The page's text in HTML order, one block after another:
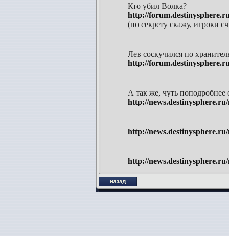
Кто убил Волка?
http://
(по секрету скажу, игроки
Лев соскучился по
http://
А так же, чуть поподробнее
http://
http://
http://